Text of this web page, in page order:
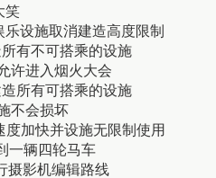
笑
设施取消建造高度限制
有不可搭乘的设施
许进入烟火大会
所有可搭乘的设施
不会损坏
度加快并设施无限制使用
一辆四轮马车
摄影机编辑路线